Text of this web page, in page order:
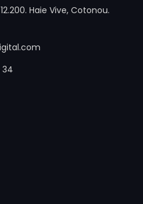
Haie Vive, Cotonou.
34